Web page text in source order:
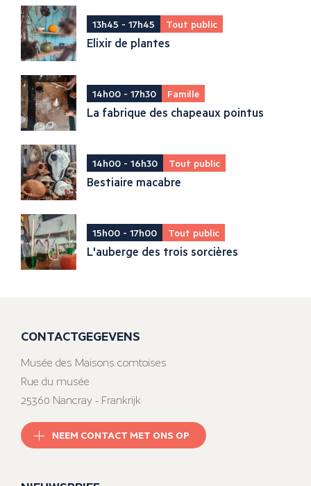
13h45 - 17h45 Tout public
Elixir de plantes
14h00 - 17h30 Famille
La fabrique des chapeaux pointus
14h00 - 16h30 Tout public
Bestiaire macabre
15h00 - 17h00 Tout public
L'auberge des trois sorcières
CONTACTGEGEVENS
Musée des Maisons comtoises
Rue du musée
25360 Nancray - Frankrijk
NEEM CONTACT MET ONS OP